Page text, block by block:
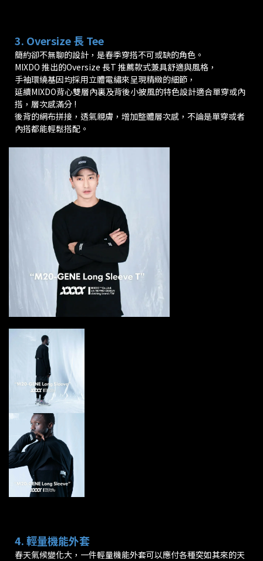
3. Oversize 長 Tee
簡約卻不無聊的設計，是春季穿搭不可或缺的角色。
MIXDO 推出的Oversize 長T 推薦款式兼具舒適與風格，
手袖環繞基因均採用立體電繡來呈現精緻的細節，
延續MIXDO背心雙層內裏及背後小披風的特色設計適合單穿或內
搭，層次感滿分 !
後背的網布拼接，透氣親膚，增加整體層次感，不論是單穿或者
內搭都能輕鬆搭配。
4. 輕量機能外套
春天氣候變化大，一件輕量機能外套可以應付各種突如其來的天